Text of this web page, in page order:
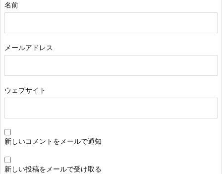
名前
メールアドレス
ウェブサイト
新しいコメントをメールで通知
新しい投稿をメールで受け取る